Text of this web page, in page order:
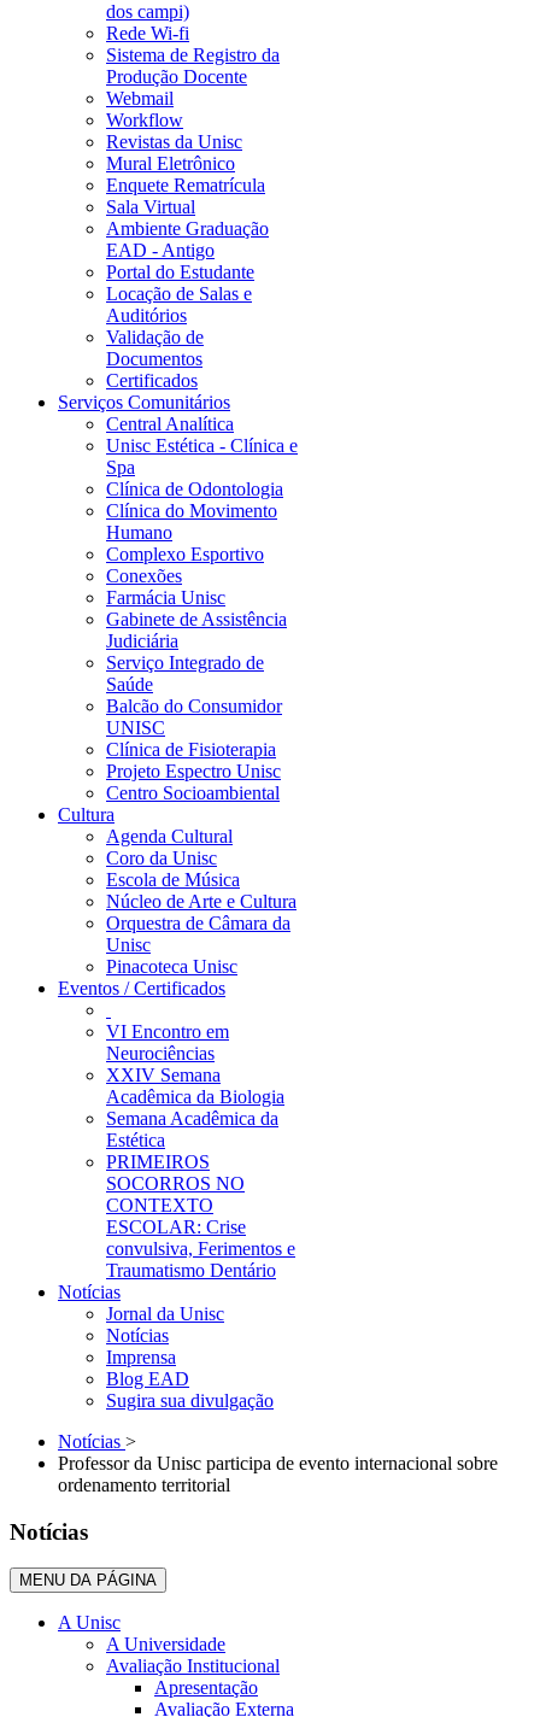
dos campi)
Rede Wi-fi
Sistema de Registro da
Produção Docente
Webmail
Workflow
Revistas da Unisc
Mural Eletrônico
Enquete Rematrícula
Sala Virtual
Ambiente Graduação
EAD - Antigo
Portal do Estudante
Locação de Salas e
Auditórios
Validação de
Documentos
Certificados
Serviços Comunitários
Central Analítica
Unisc Estética - Clínica e
Spa
Clínica de Odontologia
Clínica do Movimento
Humano
Complexo Esportivo
Conexões
Farmácia Unisc
Gabinete de Assistência
Judiciária
Serviço Integrado de
Saúde
Balcão do Consumidor
UNISC
Clínica de Fisioterapia
Projeto Espectro Unisc
Centro Socioambiental
Cultura
Agenda Cultural
Coro da Unisc
Escola de Música
Núcleo de Arte e Cultura
Orquestra de Câmara da
Unisc
Pinacoteca Unisc
Eventos / Certificados
VI Encontro em
Neurociências
XXIV Semana
Acadêmica da Biologia
Semana Acadêmica da
Estética
PRIMEIROS
SOCORROS NO
CONTEXTO
ESCOLAR: Crise
convulsiva, Ferimentos e
Traumatismo Dentário
Notícias
Jornal da Unisc
Notícias
Imprensa
Blog EAD
Sugira sua divulgação
Notícias >
Professor da Unisc participa de evento internacional sobre
ordenamento territorial
Notícias
MENU DA PÁGINA
A Unisc
A Universidade
Avaliação Institucional
Apresentação
Avaliação Externa